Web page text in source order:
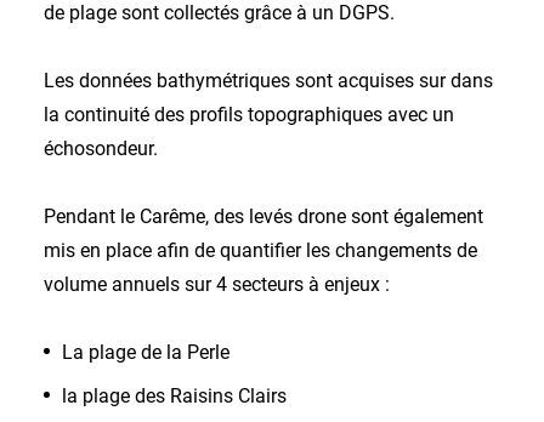
de plage sont collectés grâce à un DGPS.
Les données bathymétriques sont acquises sur dans
la continuité des profils topographiques avec un
échosondeur.
Pendant le Carême, des levés drone sont également
mis en place afin de quantifier les changements de
volume annuels sur 4 secteurs à enjeux :
La plage de la Perle
la plage des Raisins Clairs